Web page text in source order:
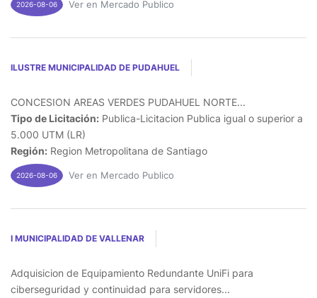
2026-08-06 Ver en Mercado Publico
ILUSTRE MUNICIPALIDAD DE PUDAHUEL
CONCESION AREAS VERDES PUDAHUEL NORTE...
Tipo de Licitación: Publica-Licitacion Publica igual o superior a
5.000 UTM (LR)
Región: Region Metropolitana de Santiago
2026-08-06 Ver en Mercado Publico
I MUNICIPALIDAD DE VALLENAR
Adquisicion de Equipamiento Redundante UniFi para
ciberseguridad y continuidad para servidores...